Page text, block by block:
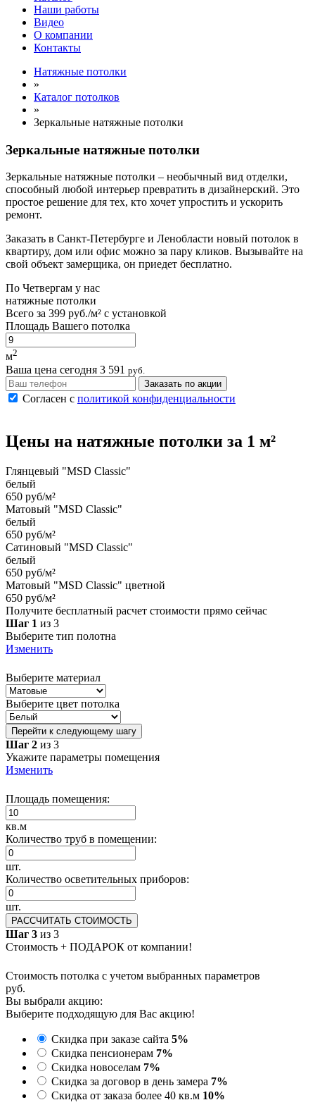
Наши работы
Видео
О компании
Контакты
Натяжные потолки
»
Каталог потолков
»
Зеркальные натяжные потолки
Зеркальные натяжные потолки
Зеркальные натяжные потолки – необычный вид отделки,
способный любой интерьер превратить в дизайнерский. Это
простое решение для тех, кто хочет упростить и ускорить
ремонт.
Заказать в Санкт-Петербурге и Ленобласти новый потолок в
квартиру, дом или офис можно за пару кликов. Вызывайте на
свой объект замерщика, он приедет бесплатно.
По Четвергам у нас
натяжные потолки
Всего за 399 руб./м² с установкой
Площадь Вашего потолка
м2
Ваша цена сегодня 3 591 руб.
Заказать по акции
Согласен с политикой конфиденциальности
Цены на натяжные потолки за 1 м²
Глянцевый "MSD Classic"
белый
650 руб/м²
Матовый "MSD Classic"
белый
650 руб/м²
Сатиновый "MSD Classic"
белый
650 руб/м²
Матовый "MSD Classic" цветной
650 руб/м²
Получите бесплатный расчет стоимости прямо сейчас
Шаг 1 из 3
Выберите тип полотна
Изменить
Выберите материал
Выберите цвет потолка
Перейти к следующему шагу
Шаг 2 из 3
Укажите параметры помещения
Изменить
Площадь помещения:
кв.м
Количество труб в помещении:
шт.
Количество осветительных приборов:
шт.
РАССЧИТАТЬ СТОИМОСТЬ
Шаг 3 из 3
Стоимость + ПОДАРОК от компании!
Стоимость потолка с учетом выбранных параметров
руб.
Вы выбрали акцию:
Выберите подходящую для Вас акцию!
Скидка при заказе сайта 5%
Скидка пенсионерам 7%
Скидка новоселам 7%
Скидка за договор в день замера 7%
Скидка от заказа более 40 кв.м 10%